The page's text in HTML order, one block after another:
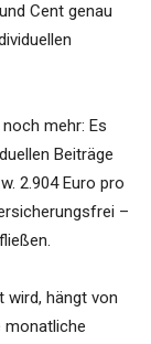
Cent genau
mehr: Es
Beiträge
2.904 Euro pro
–
wird, hängt von
monatliche